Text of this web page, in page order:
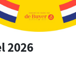
2026